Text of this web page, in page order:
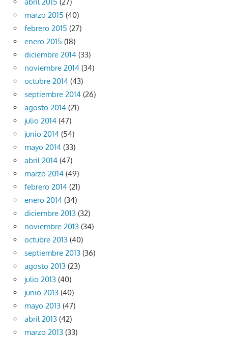
marzo 2015 (40)
febrero 2015 (27)
enero 2015 (18)
diciembre 2014 (33)
noviembre 2014 (34)
octubre 2014 (43)
septiembre 2014 (26)
agosto 2014 (21)
julio 2014 (47)
junio 2014 (54)
mayo 2014 (33)
abril 2014 (47)
marzo 2014 (49)
febrero 2014 (21)
enero 2014 (34)
diciembre 2013 (32)
noviembre 2013 (34)
octubre 2013 (40)
septiembre 2013 (36)
agosto 2013 (23)
julio 2013 (40)
junio 2013 (40)
mayo 2013 (47)
abril 2013 (42)
marzo 2013 (33)